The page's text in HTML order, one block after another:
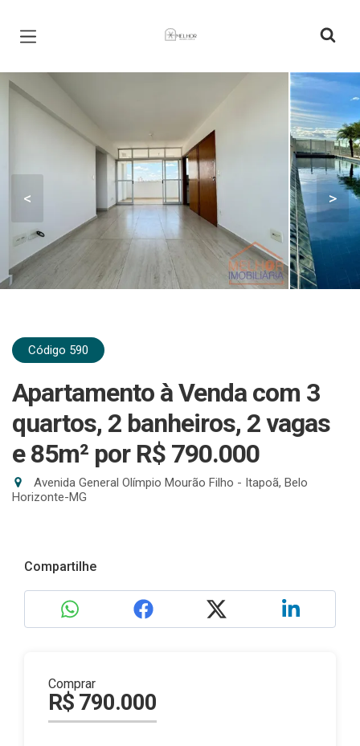
Página inicial
< >
Código 590
Apartamento à Venda com 3
quartos, 2 banheiros, 2 vagas
e 85m² por R$ 790.000
Avenida General Olímpio Mourão Filho - Itapoã, Belo
Horizonte-MG
Compartilhe
Comprar
R$ 790.000